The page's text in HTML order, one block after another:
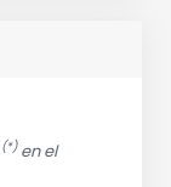
(*)en el